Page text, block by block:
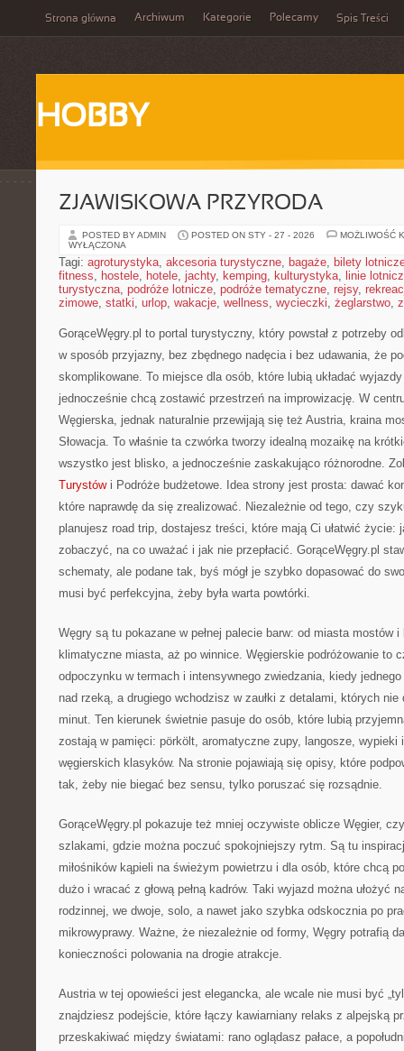
Strona główna Archiwum Kategorie Polecamy Spis Treści
HOBBY
ZJAWISKOWA PRZYRODA
POSTED BY ADMIN POSTED ON STY - 27 - 2026
MOŻLIWOŚĆ
WYŁĄCZONA
Tagi: agroturystyka, akcesoria turystyczne, bagaże, bilety
fitness, hostele, hotele, jachty, kemping, kulturystyka, linie
turystyczna, podróże lotnicze, podróże tematyczne, rejsy,
zimowe, statki, urlop, wakacje, wellness, wycieczki, żeglarstwo,
GorąceWęgry.pl to portal turystyczny, który powstał z potrzeby
w sposób przyjazny, bez zbędnego nadęcia i bez udawania, że
skomplikowane. To miejsce dla osób, które lubią układać
jednocześnie chcą zostawić przestrzeń na improwizację. W
Węgierska, jednak naturalnie przewijają się też Austria, kraina
Słowacja. To właśnie ta czwórka tworzy idealną mozaikę na
wszystko jest blisko, a jednocześnie zaskakująco różnorodne.
Turystówi Podróże budżetowe. Idea strony jest prosta: dawać
które naprawdę da się zrealizować. Niezależnie od tego, czy
planujesz road trip, dostajesz treści, które mają Ci ułatwić życie:
zobaczyć, na co uważać i jak nie przepłacić. GorąceWęgry.pl
schematy, ale podane tak, byś mógł je szybko dopasować do
musi być perfekcyjna, żeby była warta powtórki.
Węgry są tu pokazane w pełnej palecie barw: od miasta mostów
klimatyczne miasta, aż po winnice. Węgierskie podróżowanie to
odpoczynku w termach i intensywnego zwiedzania, kiedy jednego
nad rzeką, a drugiego wchodzisz w zaułki z detalami, których nie
minut. Ten kierunek świetnie pasuje do osób, które lubią
zostają w pamięci: pörkölt, aromatyczne zupy, langosze, wypieki
węgierskich klasyków. Na stronie pojawiają się opisy, które
tak, żeby nie biegać bez sensu, tylko poruszać się rozsądnie.
GorąceWęgry.pl pokazuje też mniej oczywiste oblicze Węgier,
szlakami, gdzie można poczuć spokojniejszy rytm. Są tu
miłośników kąpieli na świeżym powietrzu i dla osób, które chcą
dużo i wracać z głową pełną kadrów. Taki wyjazd można ułożyć
rodzinnej, we dwoje, solo, a nawet jako szybka odskocznia po
mikrowyprawy. Ważne, że niezależnie od formy, Węgry potrafią
konieczności polowania na drogie atrakcje.
Austria w tej opowieści jest elegancka, ale wcale nie musi być
znajdziesz podejście, które łączy kawiarniany relaks z alpejską
przeskakiwać między światami: rano oglądasz pałace, a